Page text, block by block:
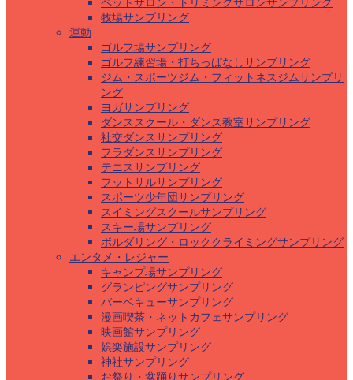
ペットサロン・トリミングサロンサンプリング
牧場サンプリング
運動
ゴルフ場サンプリング
ゴルフ練習場・打ちっぱなしサンプリング
ジム・スポーツジム・フィットネスジムサンプリ
ング
ヨガサンプリング
ダンススクール・ダンス教室サンプリング
社交ダンスサンプリング
フラダンスサンプリング
テニスサンプリング
フットサルサンプリング
スポーツ少年団サンプリング
スイミングスクールサンプリング
スキー場サンプリング
ボルダリング・ロッククライミングサンプリング
エンタメ・レジャー
キャンプ場サンプリング
グランピングサンプリング
バーベキューサンプリング
漫画喫茶・ネットカフェサンプリング
映画館サンプリング
娯楽施設サンプリング
神社サンプリング
お祭り・盆踊りサンプリング